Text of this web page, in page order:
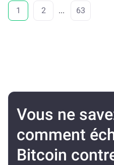
1 2 ... 63
Vous ne
comment
Bitcoin